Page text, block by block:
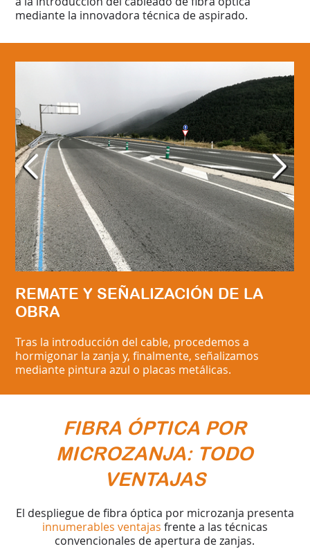
mediante la innovadora técnica de aspirado.
REMATE Y SEÑALIZACIÓN DE LA
OBRA
Tras la introducción del cable, procedemos a
hormigonar la zanja y, finalmente, señalizamos
mediante pintura azul o placas metálicas.
FIBRA ÓPTICA POR
MICROZANJA: TODO
VENTAJAS
El despliegue de fibra óptica por microzanja presenta
innumerables ventajas frente a las técnicas
convencionales de apertura de zanjas.